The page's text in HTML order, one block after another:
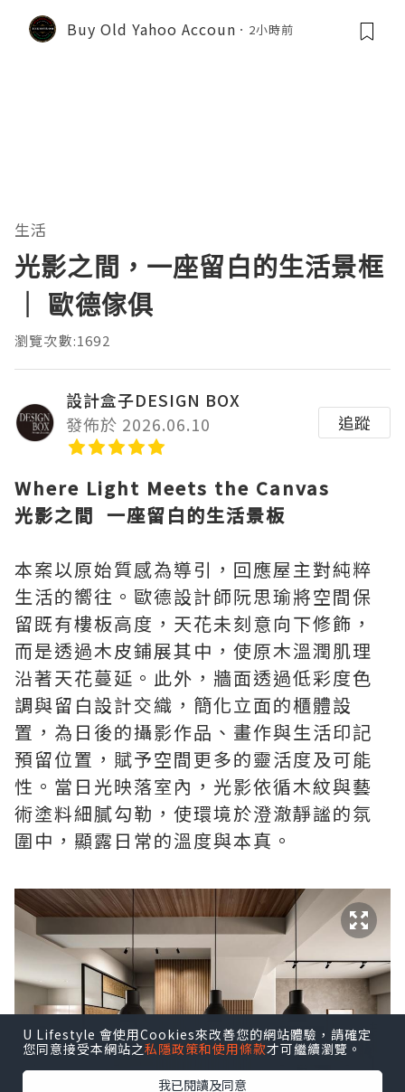
Buy Old Yahoo Accoun 2小時前
生活
光影之間，一座留白的生活景框
｜ 歐德傢俱
瀏覽次數:1692
設計盒子DESIGN BOX
發佈於 2026.06.10
追蹤
Where Light Meets the Canvas
光影之間 一座留白的生活景板
本案以原始質感為導引，回應屋主對純粹
生活的嚮往。歐德設計師阮思瑜將空間保
留既有樓板高度，天花未刻意向下修飾，
而是透過木皮鋪展其中，使原木溫潤肌理
沿著天花蔓延。此外，牆面透過低彩度色
調與留白設計交織，簡化立面的櫃體設
置，為日後的攝影作品、畫作與生活印記
預留位置，賦予空間更多的靈活度及可能
性。當日光映落室內，光影依循木紋與藝
術塗料細膩勾勒，使環境於澄澈靜謐的氛
圍中，顯露日常的溫度與本真。
U Lifestyle 會使用Cookies來改善您的網站體驗，請確定
您同意接受本網站之私隱政策和使用條款才可繼續瀏覽。
我已閱讀及同意